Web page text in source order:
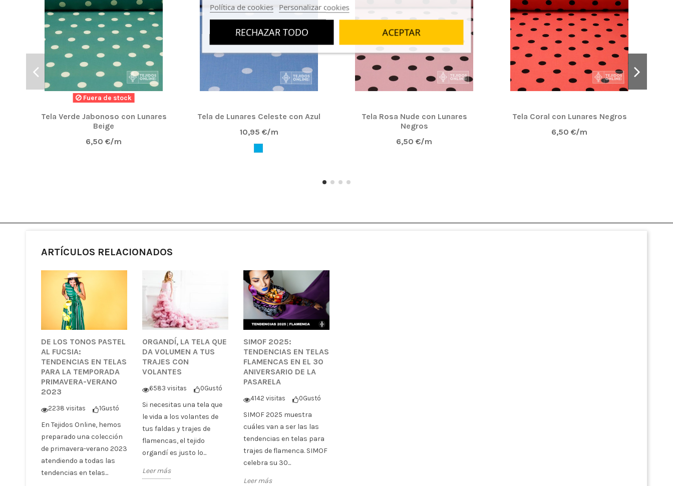
Fuera de stock
Tela Verde Jabonoso con Lunares
Beige
6,50 €/m
Tela de Lunares Celeste con Azul
10,95 €/m
Tela Rosa Nude con Lunares
Negros
6,50 €/m
Tela Coral con Lunares Negros
6,50 €/m
ARTÍCULOS RELACIONADOS
DE LOS TONOS PASTEL
AL FUCSIA:
TENDENCIAS EN TELAS
PARA LA TEMPORADA
PRIMAVERA-VERANO
2023
2238 visitas 1Gustó
En Tejidos Online, hemos
preparado una colección
de primavera-verano 2023
atendiendo a todas las
tendencias en telas...
ORGANDÍ, LA TELA QUE
DA VOLUMEN A TUS
TRAJES CON
VOLANTES
6583 visitas 0Gustó
Si necesitas una tela que
le vida a los volantes de
tus faldas y trajes de
flamencas, el tejido
organdí es justo lo...
Leer más
SIMOF 2025:
TENDENCIAS EN TELAS
FLAMENCAS EN EL 30
ANIVERSARIO DE LA
PASARELA
4142 visitas 0Gustó
SIMOF 2025 muestra
cuáles van a ser las las
tendencias en telas para
trajes de flamenca. SIMOF
celebra su 30...
Leer más
Política de cookies Personalizar cookies
RECHAZAR TODO ACEPTAR